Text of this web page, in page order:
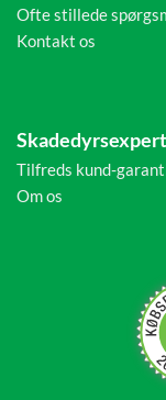
Ofte stillede
Kontakt os
Tilfreds kund-
Om os